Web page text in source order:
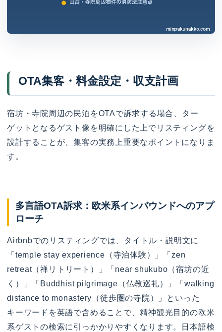
OTA集客・料金設定・収支計画
宿坊・寺院周辺の民泊をOTAで訴求する場合、ター
ゲットとなるゲスト像を明確にした上でリスティングを
設計することが、集客の実務上重要なポイントになりま
す。
多言語OTA訴求：欧米系インバウンドへのアプ
ローチ
Airbnbでのリスティングでは、タイトル・説明文に
「temple stay experience（寺泊体験）」「zen
retreat（禅リトリート）」「near shukubo（宿坊の近
く）」「Buddhist pilgrimage（仏教巡礼）」「walking
distance to monastery（徒歩圏の寺院）」といった
キーワードを英語で含めることで、精神観光目的の欧米
系ゲストの検索に引っかかりやすくなります。日本語検